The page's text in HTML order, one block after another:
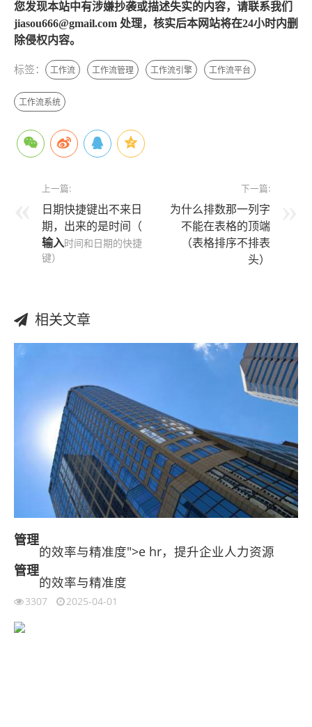
您发现本站中有涉嫌抄袭或描述失实的内容，请联系我们
jiasou666@gmail.com 处理，核实后本网站将在24小时内删
除侵权内容。
标签： 工作流 工作流管理 工作流引擎 工作流平台
工作流系统
上一篇:
日期快捷键出不来日
期，出来的是时间（
输入时间和日期的快捷
键）
下一篇:
为什么排数那一列字
不能在表格的顶端
（表格排序不排表
头）
相关文章
管理
的效率与精准度">e hr，提升企业人力资源
管理
的效率与精准度
3307 2025-04-01